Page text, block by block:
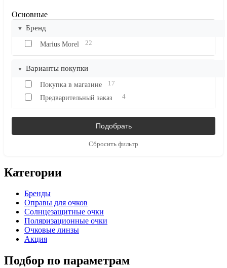
Основные
Бренд
Marius Morel 22
Варианты покупки
Покупка в магазине
17
Предварительный заказ
4
Сбросить фильтр
Категории
Бренды
Оправы для очков
Солнцезащитные очки
Поляризационные очки
Очковые линзы
Акция
Подбор по параметрам